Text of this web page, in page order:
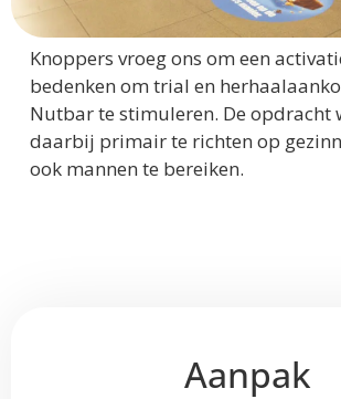
Knoppers vroeg ons om een
bedenken om trial en
Nutbar te stimuleren. De opdracht
daarbij primair te richten op
ook mannen te bereiken.
Aanpak